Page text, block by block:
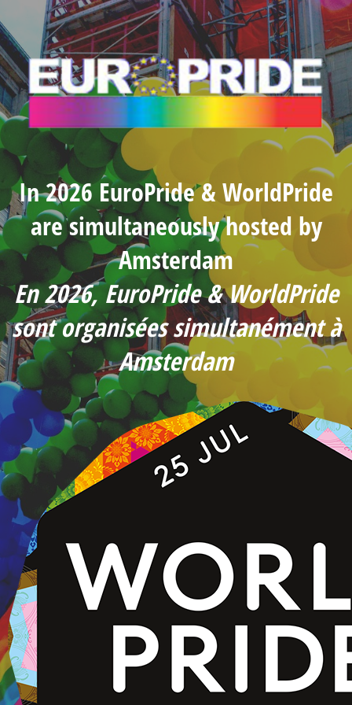
In 2026 EuroPride & WorldPride
are simultaneously hosted by
Amsterdam
En 2026, EuroPride & WorldPride
sont organisées simultanément à
Amsterdam